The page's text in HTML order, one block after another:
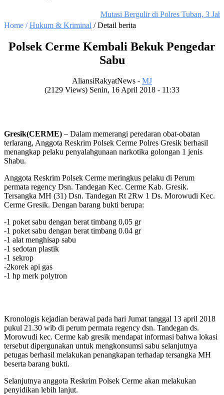
Mutasi Bergulir di Polres Tuban, 3
Home /Hukum & Kriminal / Detail berita
Polsek Cerme Kembali Bekuk Pengedar
Sabu
AliansiRakyatNews - MJ
(2129 Views) Senin, 16 April 2018 - 11:33
Gresik(CERME) – Dalam memerangi peredaran obat-obatan
terlarang, Anggota Reskrim Polsek Cerme Polres Gresik berhasil
menangkap pelaku penyalahgunaan narkotika golongan 1 jenis
Shabu.
Anggota Reskrim Polsek Cerme meringkus pelaku di Perum
permata regency Dsn. Tandegan Kec. Cerme Kab. Gresik.
Tersangka MH (31) Dsn. Tandegan Rt 2Rw 1 Ds. Morowudi Kec.
Cerme Gresik. Dengan barang bukti berupa:
-1 poket sabu dengan berat timbang 0,05 gr
-1 poket sabu dengan berat timbang 0.04 gr
-1 alat menghisap sabu
-1 sedotan plastik
-1 sekrop
-2korek api gas
-1 hp merk polytron
Kronologis kejadian berawal pada hari Jumat tanggal 13 april 2018
pukul 21.30 wib di perum permata regency dsn. Tandegan ds.
Morowudi kec. Cerme kab gresik mendapat informasi bahwa lokasi
tersebut dipergunakan untuk mengkonsumsi sabu selanjutnya
petugas berhasil melakukan penangkapan terhadap tersangka MH
beserta barang bukti.
Selanjutnya anggota Reskrim Polsek Cerme akan melakukan
penyidikan lebih lanjut.